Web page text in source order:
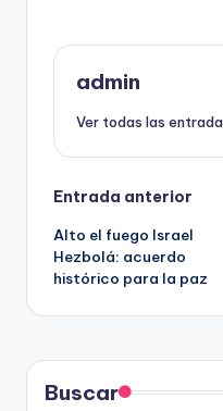
admin
Ver todas las
Navegación
de
entradas
Entrada anterior
Alto el fuego Israel
Hezbolá: acuerdo
histórico para la paz
Buscar